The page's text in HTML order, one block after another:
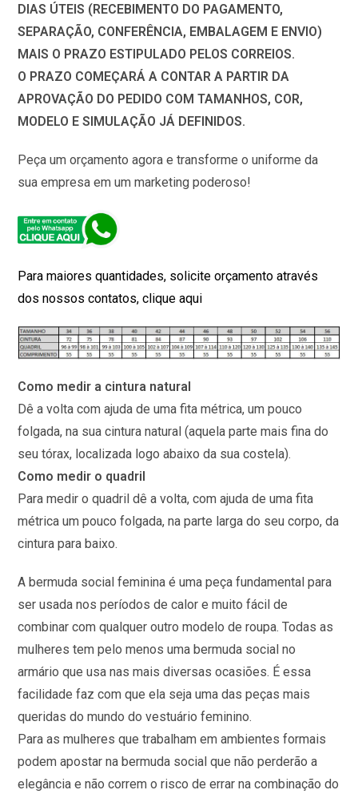
DIAS ÚTEIS (RECEBIMENTO DO PAGAMENTO,
SEPARAÇÃO, CONFERÊNCIA, EMBALAGEM E ENVIO)
MAIS O PRAZO ESTIPULADO PELOS CORREIOS.
O PRAZO COMEÇARÁ A CONTAR A PARTIR DA
APROVAÇÃO DO PEDIDO COM TAMANHOS, COR,
MODELO E SIMULAÇÃO JÁ DEFINIDOS.
Peça um orçamento agora e transforme o uniforme da
sua empresa em um marketing poderoso!
Para maiores quantidades, solicite orçamento através
dos nossos contatos, clique aqui
Como medir a cintura natural
Dê a volta com ajuda de uma fita métrica, um pouco
folgada, na sua cintura natural (aquela parte mais fina do
seu tórax, localizada logo abaixo da sua costela).
Como medir o quadril
Para medir o quadril dê a volta, com ajuda de uma fita
métrica um pouco folgada, na parte larga do seu corpo, da
cintura para baixo.
A bermuda social feminina é uma peça fundamental para
ser usada nos períodos de calor e muito fácil de
combinar com qualquer outro modelo de roupa. Todas as
mulheres tem pelo menos uma bermuda social no
armário que usa nas mais diversas ocasiões. É essa
facilidade faz com que ela seja uma das peças mais
queridas do mundo do vestuário feminino.
Para as mulheres que trabalham em ambientes formais
podem apostar na bermuda social que não perderão a
elegância e não correm o risco de errar na combinação do